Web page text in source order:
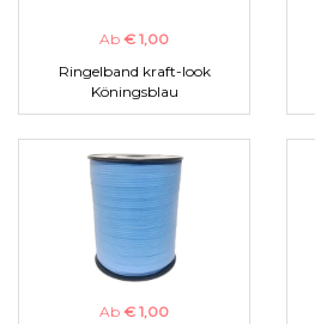
Ab € 1,00
Ringelband kraft-look
Köningsblau
Ab € 1,00